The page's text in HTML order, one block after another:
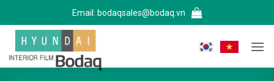
qua
dung
Email: bodaqsales@bodaq.vn